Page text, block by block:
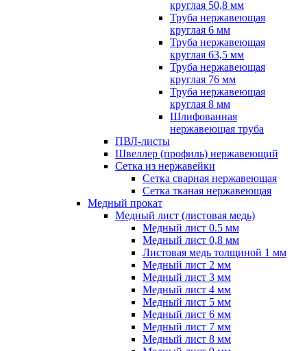
круглая 50,8 мм
Труба нержавеющая
круглая 6 мм
Труба нержавеющая
круглая 63,5 мм
Труба нержавеющая
круглая 76 мм
Труба нержавеющая
круглая 8 мм
Шлифованная
нержавеющая труба
ПВЛ-листы
Швеллер (профиль) нержавеющий
Сетка из нержавейки
Сетка сварная нержавеющая
Сетка тканая нержавеющая
Медный прокат
Медный лист (листовая медь)
Медный лист 0.5 мм
Медный лист 0,8 мм
Листовая медь толщиной 1 мм
Медный лист 2 мм
Медный лист 3 мм
Медный лист 4 мм
Медный лист 5 мм
Медный лист 6 мм
Медный лист 7 мм
Медный лист 8 мм